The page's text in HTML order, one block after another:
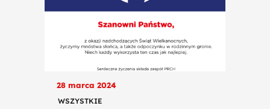
28 marca 2024
WSZYSTKIE